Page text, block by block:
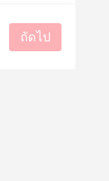
A******i
ถัดไป